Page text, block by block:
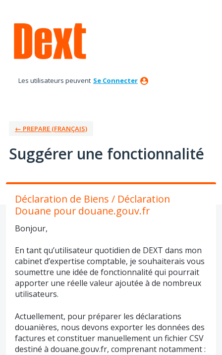
au
contenu
Les utilisateurs peuvent Se Connecter
← PREPARE (FRANÇAIS)
Suggérer une fonctionnalité
Déclaration de Biens / Déclaration
Douane pour douane.gouv.fr
Bonjour,
En tant qu’utilisateur quotidien de DEXT dans mon
cabinet d’expertise comptable, je souhaiterais vous
soumettre une idée de fonctionnalité qui pourrait
apporter une réelle valeur ajoutée à de nombreux
utilisateurs.
Actuellement, pour préparer les déclarations
douanières, nous devons exporter les données des
factures et constituer manuellement un fichier CSV
destiné à douane.gouv.fr, comprenant notamment :